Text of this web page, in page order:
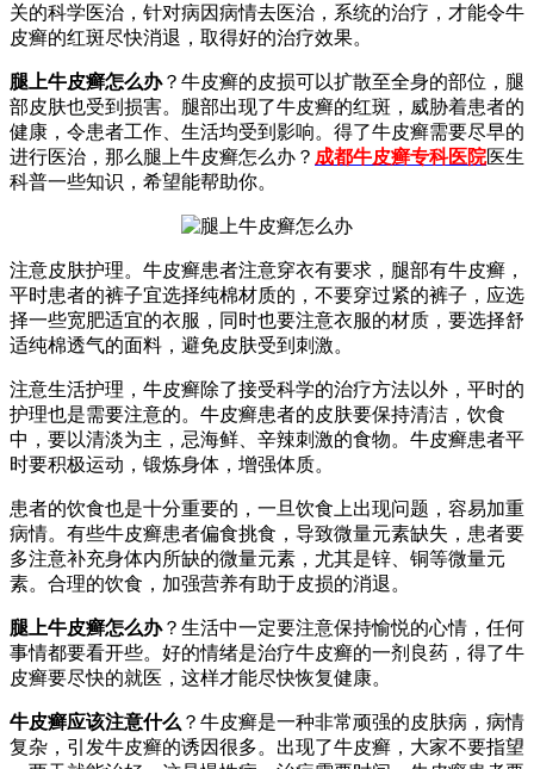
关的科学医治，针对病因病情去医治，系统的治疗，才能令牛
皮癣的红斑尽快消退，取得好的治疗效果。
腿上牛皮癣怎么办？牛皮癣的皮损可以扩散至全身的部位，腿
部皮肤也受到损害。腿部出现了牛皮癣的红斑，威胁着患者的
健康，令患者工作、生活均受到影响。得了牛皮癣需要尽早的
进行医治，那么腿上牛皮癣怎么办？ 成都牛皮癣专科医院医生
科普一些知识，希望能帮助你。
注意皮肤护理。牛皮癣患者注意穿衣有要求，腿部有牛皮癣，
平时患者的裤子宜选择纯棉材质的，不要穿过紧的裤子，应选
择一些宽肥适宜的衣服，同时也要注意衣服的材质，要选择舒
适纯棉透气的面料，避免皮肤受到刺激。
注意生活护理，牛皮癣除了接受科学的治疗方法以外，平时的
护理也是需要注意的。牛皮癣患者的皮肤要保持清洁，饮食
中，要以清淡为主，忌海鲜、辛辣刺激的食物。牛皮癣患者平
时要积极运动，锻炼身体，增强体质。
患者的饮食也是十分重要的，一旦饮食上出现问题，容易加重
病情。有些牛皮癣患者偏食挑食，导致微量元素缺失，患者要
多注意补充身体内所缺的微量元素，尤其是锌、铜等微量元
素。合理的饮食，加强营养有助于皮损的消退。
腿上牛皮癣怎么办？生活中一定要注意保持愉悦的心情，任何
事情都要看开些。好的情绪是治疗牛皮癣的一剂良药，得了牛
皮癣要尽快的就医，这样才能尽快恢复健康。
牛皮癣应该注意什么 ？牛皮癣是一种非常顽强的皮肤病，病情
复杂，引发牛皮癣的诱因很多。出现了牛皮癣，大家不要指望